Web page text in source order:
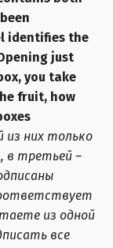
identifies the
just
you take
fruit, how
из них только
в третьей –
из одной
все